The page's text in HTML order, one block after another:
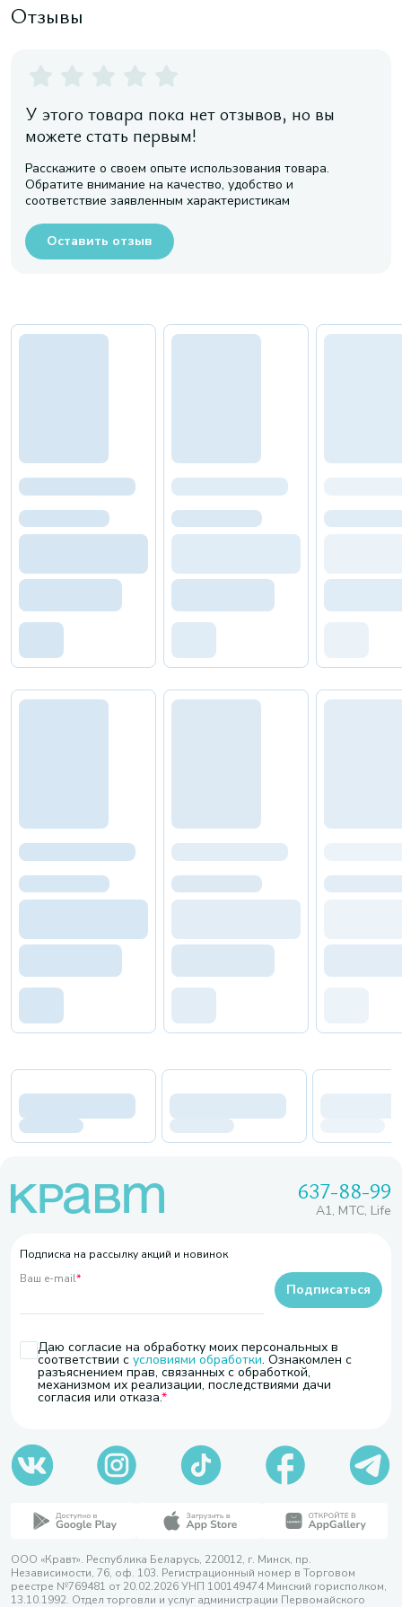
Отзывы
У этого товара пока нет отзывов, но вы
можете стать первым!
Расскажите о своем опыте использования товара.
Обратите внимание на качество, удобство и
соответствие заявленным характеристикам
Оставить отзыв
637-88-99
A1, МТС, Life
Подписка на рассылку акций и новинок
Ваш e-mail*
Даю согласие на обработку моих персональных в
соответствии с условиями обработки. Ознакомлен с
разъяснением прав, связанных с обработкой,
механизмом их реализации, последствиями дачи
согласия или отказа.
Подписаться
ООО «Кравт». Республика Беларусь, 220012, г. Минск, пр.
Независимости, 76, оф. 103. Регистрационный номер в Торговом
реестре №769481 от 20.02.2026 УНП 100149474 Минский горисполком,
13.10.1992. Отдел торговли и услуг администрации Первомайского